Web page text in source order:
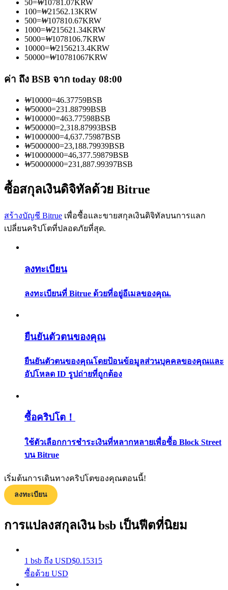
ลอกการซื้อขาย
ข้อมูล
การวิเคราะห์ข้อมูลขนาดใหญ่ รวมถึงข้อมูลการค้า ฯลฯ
คู่มือเริ่มต้นฟิวเจอร์ส
กลยุทธ์การซื้อขาย
ได้รับ
50=₩10781.07KRW
100=₩21562.13KRW
500=₩107810.67KRW
1000=₩215621.34KRW
5000=₩1078106.7KRW
10000=₩2156213.4KRW
50000=₩10781067KRW
ค่า ถึง BSB จาก today 08:00
₩10000=46.37759BSB
₩50000=231.88799BSB
₩100000=463.77598BSB
₩500000=2,318.87993BSB
₩1000000=4,637.75987BSB
₩5000000=23,188.79939BSB
₩10000000=46,377.59879BSB
₩50000000=231,887.99397BSB
ซื้อสกุลเงินดิจิทัลด้วย Bitrue
สร้างบัญชี Bitrue เพื่อซื้อและขายสกุลเงินดิจิทัลบนการแลก
เปลี่ยนคริปโตที่ปลอดภัยที่สุด.
ลงทะเบียน
ลงทะเบียนที่ Bitrue ด้วยที่อยู่อีเมลของคุณ.
ยืนยันตัวตนของคุณ
ยืนยันตัวตนของคุณโดยป้อนข้อมูลส่วนบุคคลของคุณและ
อัปโหลด ID รูปถ่ายที่ถูกต้อง
ซื้อคริปโต！
ใช้ตัวเลือกการชำระเงินที่หลากหลายเพื่อซื้อ Block Street
บน Bitrue
เริ่มต้นการเดินทางคริปโตของคุณตอนนี้!
ลงทะเบียน
การแปลงสกุลเงิน bsb เป็นฟีตที่นิยม
1 bsb ถึง USD$0.15315
ซื้อด้วย USD